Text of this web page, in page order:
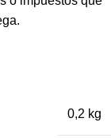
0,2 kg